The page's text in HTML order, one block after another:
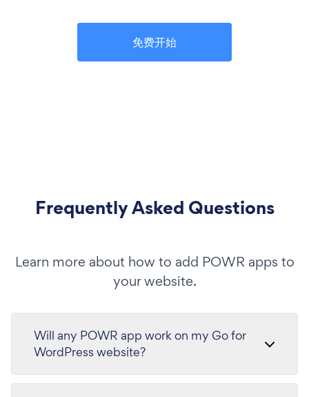
免费开始
Frequently Asked Questions
Learn more about how to add POWR apps to
your website.
Will any POWR app work on my Go for
WordPress website?